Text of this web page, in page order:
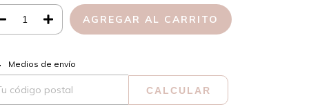
para el CP:
Medios de envío
CALCULAR